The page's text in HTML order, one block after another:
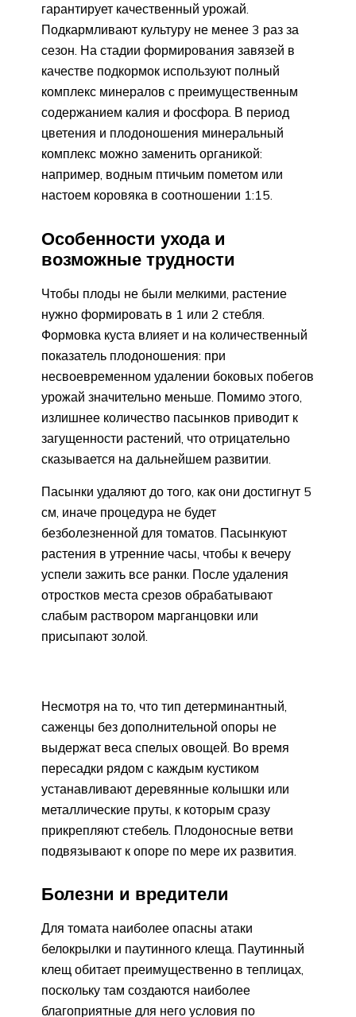
гарантирует качественный урожай.
Подкармливают культуру не менее 3 раз за
сезон. На стадии формирования завязей в
качестве подкормок используют полный
комплекс минералов с преимущественным
содержанием калия и фосфора. В период
цветения и плодоношения минеральный
комплекс можно заменить органикой:
например, водным птичьим пометом или
настоем коровяка в соотношении 1:15.
Особенности ухода и
возможные трудности
Чтобы плоды не были мелкими, растение
нужно формировать в 1 или 2 стебля.
Формовка куста влияет и на количественный
показатель плодоношения: при
несвоевременном удалении боковых побегов
урожай значительно меньше. Помимо этого,
излишнее количество пасынков приводит к
загущенности растений, что отрицательно
сказывается на дальнейшем развитии.
Пасынки удаляют до того, как они достигнут 5
см, иначе процедура не будет
безболезненной для томатов. Пасынкуют
растения в утренние часы, чтобы к вечеру
успели зажить все ранки. После удаления
отростков места срезов обрабатывают
слабым раствором марганцовки или
присыпают золой.
Несмотря на то, что тип детерминантный,
саженцы без дополнительной опоры не
выдержат веса спелых овощей. Во время
пересадки рядом с каждым кустиком
устанавливают деревянные колышки или
металлические пруты, к которым сразу
прикрепляют стебель. Плодоносные ветви
подвязывают к опоре по мере их развития.
Болезни и вредители
Для томата наиболее опасны атаки
белокрылки и паутинного клеща. Паутинный
клещ обитает преимущественно в теплицах,
поскольку там создаются наиболее
благоприятные для него условия по